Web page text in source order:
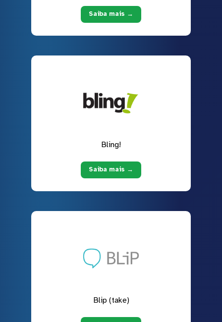
Saiba mais →
Bling!
Saiba mais →
Blip (take)